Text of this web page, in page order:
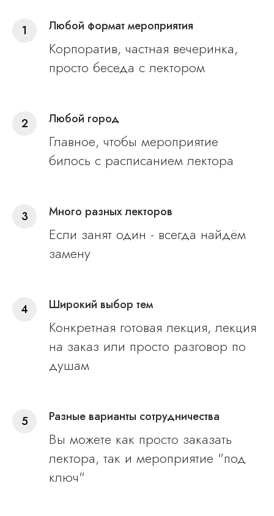
Любой формат мероприятия
Корпоратив, частная вечеринка,
просто беседа с лектором
Любой город
Главное, чтобы мероприятие
билось с расписанием лектора
Много разных лекторов
Если занят один - всегда найдём
замену
Широкий выбор тем
Конкретная готовая лекция, лекция
на заказ или просто разговор по
душам
Разные варианты сотрудничества
Вы можете как просто заказать
лектора, так и мероприятие "под
ключ"